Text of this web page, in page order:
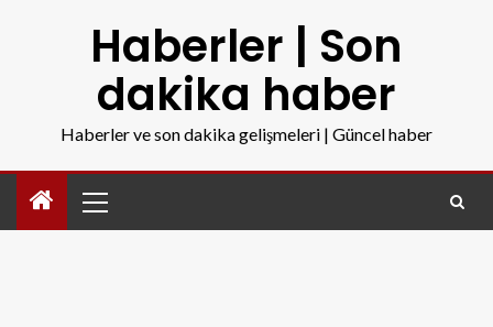
Haberler | Son
dakika haber
Haberler ve son dakika gelişmeleri | Güncel haber